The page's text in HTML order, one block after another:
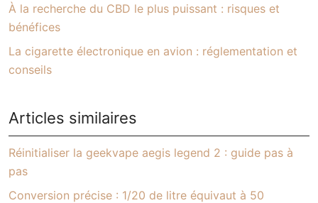
À la recherche du CBD le plus puissant : risques et
bénéfices
La cigarette électronique en avion : réglementation et
conseils
Articles similaires
Réinitialiser la geekvape aegis legend 2 : guide pas à
pas
Conversion précise : 1/20 de litre équivaut à 50